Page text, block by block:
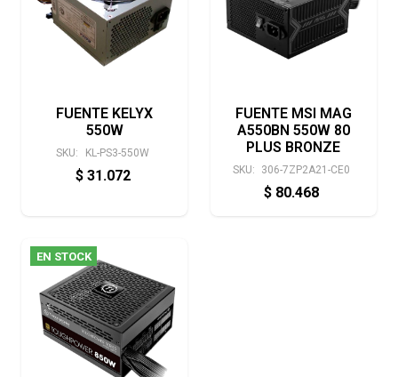
FUENTE KELYX
550W
SKU: KL-PS3-550W
$ 31.072
FUENTE MSI MAG
A550BN 550W 80
PLUS BRONZE
SKU: 306-7ZP2A21-CE0
$ 80.468
EN STOCK